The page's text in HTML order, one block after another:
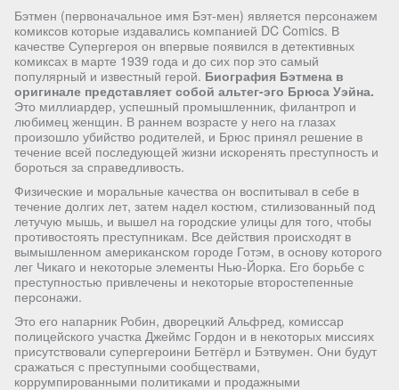
Бэтмен (первоначальное имя Бэт-мен) является персонажем
комиксов которые издавались компанией DC Comics. В
качестве Супергероя он впервые появился в детективных
комиксах в марте 1939 года и до сих пор это самый
популярный и известный герой. Биография Бэтмена в
оригинале представляет собой альтег-эго Брюса Уэйна.
Это миллиардер, успешный промышленник, филантроп и
любимец женщин. В раннем возрасте у него на глазах
произошло убийство родителей, и Брюс принял решение в
течение всей последующей жизни искоренять преступность и
бороться за справедливость.
Физические и моральные качества он воспитывал в себе в
течение долгих лет, затем надел костюм, стилизованный под
летучую мышь, и вышел на городские улицы для того, чтобы
противостоять преступникам. Все действия происходят в
вымышленном американском городе Готэм, в основу которого
лег Чикаго и некоторые элементы Нью-Йорка. Его борьбе с
преступностью привлечены и некоторые второстепенные
персонажи.
Это его напарник Робин, дворецкий Альфред, комиссар
полицейского участка Джеймс Гордон и в некоторых миссиях
присутствовали супергероини Бетгёрл и Бэтвумен. Они будут
сражаться с преступными сообществами,
коррумпированными политиками и продажными